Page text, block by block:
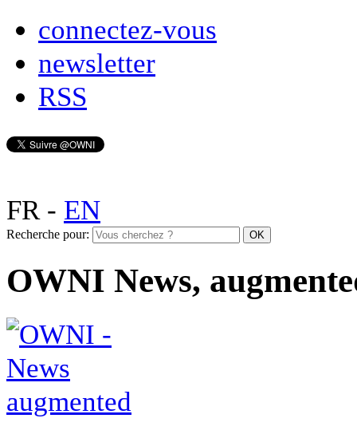
connectez-vous
newsletter
RSS
FR- EN
Recherche pour:
OWNI News,